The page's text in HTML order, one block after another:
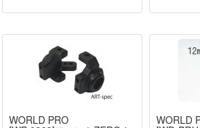
WORLD PRO WORLD